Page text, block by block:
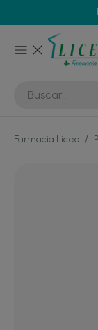
Farmacia Liceo /